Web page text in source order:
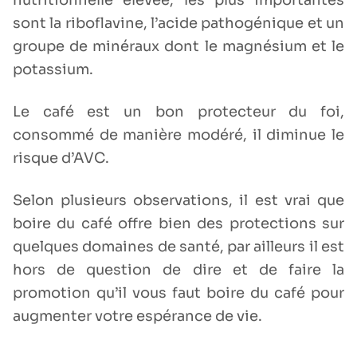
sont la riboflavine, l’acide pathogénique et un
groupe de minéraux dont le magnésium et le
potassium.
Le café est un bon protecteur du foi,
consommé de manière modéré, il diminue le
risque d’AVC.
Selon plusieurs observations, il est vrai que
boire du café offre bien des protections sur
quelques domaines de santé, par ailleurs il est
hors de question de dire et de faire la
promotion qu’il vous faut boire du café pour
augmenter votre espérance de vie.